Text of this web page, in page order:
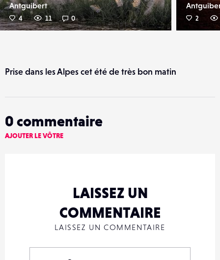
Antguibert
4 11 0 2
Prise dans les Alpes cet été de très bon matin
0 commentaire
AJOUTER LE VÔTRE
LAISSEZ UN
COMMENTAIRE
LAISSEZ UN COMMENTAIRE